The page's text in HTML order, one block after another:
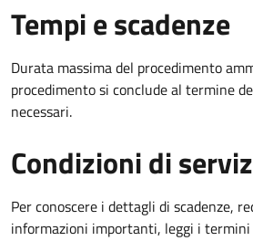
Tempi e scadenze
Durata massima del procedimento
procedimento si conclude al termine
necessari.
Condizioni di
Per conoscere i dettagli di scadenze,
informazioni importanti, leggi i termini